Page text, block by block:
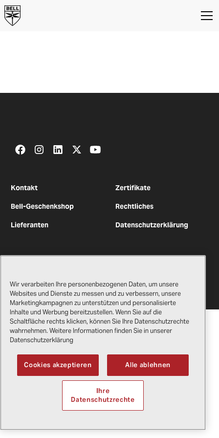
BELL Flight Club
Kontakt
Bell-Geschenkshop
Lieferanten
Zertifikate
Rechtliches
Datenschutzerklärung
English
Wir verarbeiten Ihre personenbezogenen Daten, um unsere
Websites und Dienste zu messen und zu verbessern, unsere
Marketingkampagnen zu unterstützen und personalisierte
Inhalte und Werbung bereitzustellen. Wenn Sie auf die
Schaltfläche rechts klicken, können Sie Ihre Datenschutzrechte
wahrnehmen. Weitere Informationen finden Sie in unserer
Datenschutzerklärung
Cookies akzeptieren Alle ablehnen
Ihre
Datenschutzrechte